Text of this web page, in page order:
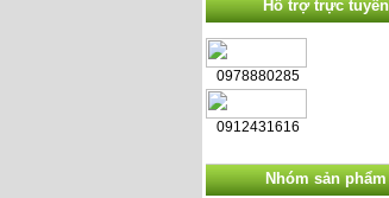
Hỗ trợ trực tuyến
0978880285
0912431616
Nhóm sản phẩm